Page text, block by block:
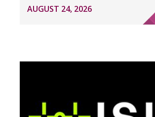
AUGUST 24, 2026